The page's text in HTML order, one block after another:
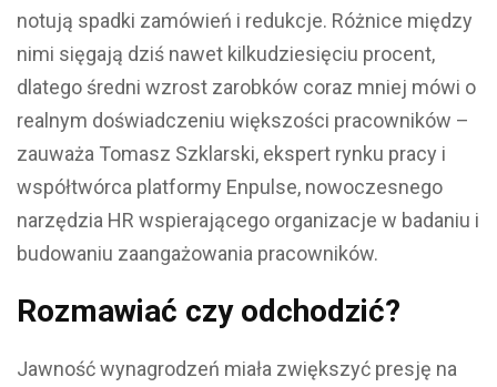
notują spadki zamówień i redukcje. Różnice między
nimi sięgają dziś nawet kilkudziesięciu procent,
dlatego średni wzrost zarobków coraz mniej mówi o
realnym doświadczeniu większości pracowników –
zauważa Tomasz Szklarski, ekspert rynku pracy i
współtwórca platformy Enpulse, nowoczesnego
narzędzia HR wspierającego organizacje w badaniu i
budowaniu zaangażowania pracowników.
Rozmawiać czy odchodzić?
Jawność wynagrodzeń miała zwiększyć presję na